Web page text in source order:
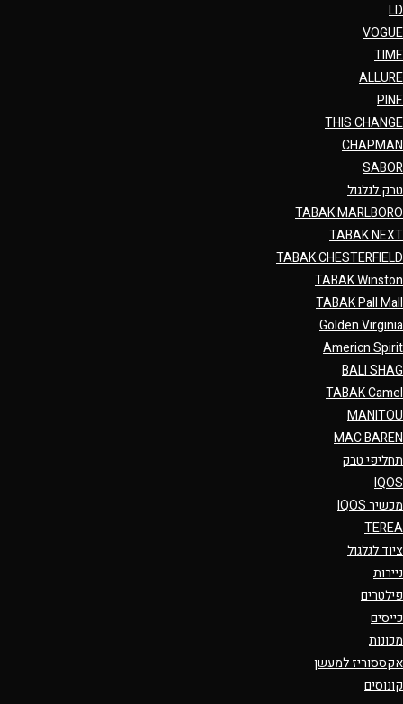
LD
VOGUE
TIME
ALLURE
PINE
THIS CHANGE
CHAPMAN
SABOR
טבק לגלגול
TABAK MARLBORO
TABAK NEXT
TABAK CHESTERFIELD
TABAK Winston
TABAK Pall Mall
Golden Virginia
Americn Spirit
BALI SHAG
TABAK Camel
MANITOU
MAC BAREN
תחליפי טבק
IQOS
מכשיר IQOS
TEREA
ציוד לגלגול
ניירות
פילטרים
כייסים
מכונות
אקססוריז למעשן
קונוסים